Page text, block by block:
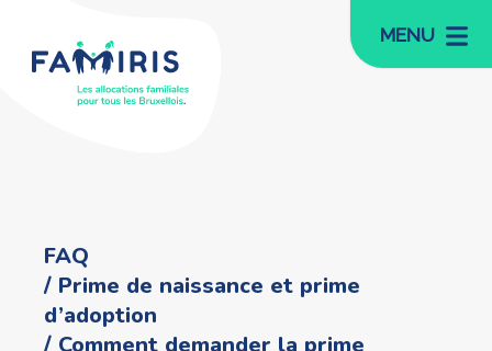
MENU
FAQ
Prime de naissance et prime
d’adoption
Comment demander la prime